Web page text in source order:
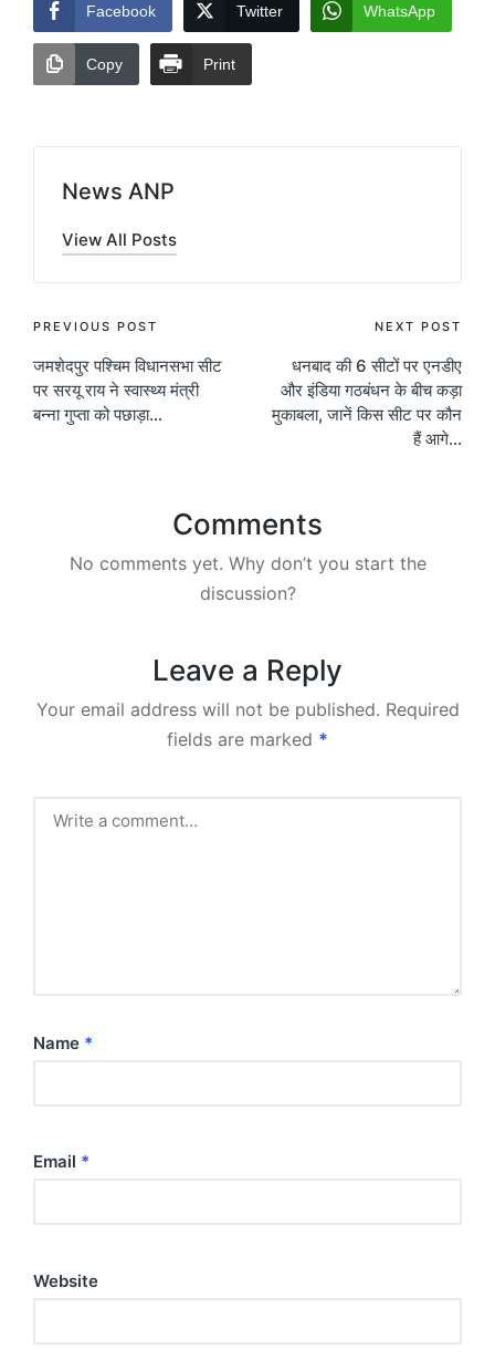
Facebook Twitter WhatsApp
Copy Print
News ANP
View All Posts
Post
navigation
PREVIOUS POST
जमशेदपुर पश्चिम विधानसभा सीट
पर सरयू राय ने स्वास्थ्य मंत्री
बन्ना गुप्ता को पछाड़ा…
NEXT POST
धनबाद की 6 सीटों पर एनडीए
और इंडिया गठबंधन के बीच कड़ा
मुकाबला, जानें किस सीट पर कौन
हैं आगे…
Comments
No comments yet. Why don’t you start the
discussion?
Leave a Reply
Your email address will not be published. Required
fields are marked *
Name *
Email *
Website